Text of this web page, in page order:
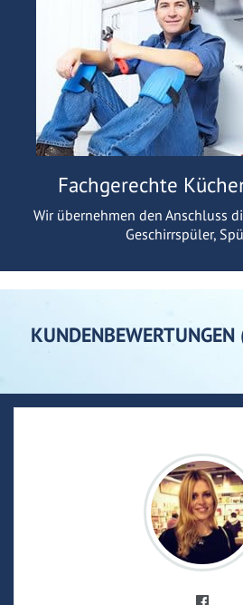
Fachgerechte
Wir übernehmen den Anschluss
Geschirrspüler,